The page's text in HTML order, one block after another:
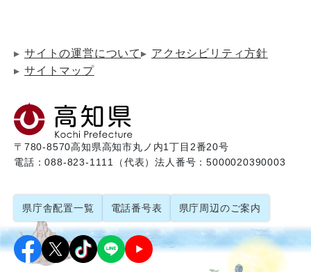
サイトの運営について
アクセシビリティ方針
サイトマップ
〒780-8570高知県高知市丸ノ内1丁目2番20号
電話：088-823-1111（代表）法人番号：5000020390003
県庁舎配置一覧 電話番号表 県庁周辺のご案内